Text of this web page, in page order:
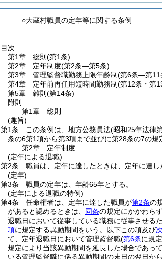
○大蔵村職員の定年等に関する条例
目次
第1章
総則 (第1条)
第2章
定年制度(第2条―第5条)
第3章
管理監督職勤務上限年齢制(第6条―第11
第4章
定年前再任用短時間勤務制(第12条・第
第5章
雑則 (第14条)
附則
第1章
総則
(趣旨)
第1条
この条例は、地方公務員法(昭和25年法律
条の6第1項から第3項まで並びに第28条の7の規
第2章
定年制度
(定年による退職)
第2条
職員は、定年に達したときは、定年に達
(定年)
第3条
職員の定年は、年齢65年とする。
(定年による退職の特例)
第4条
任命権者は、定年に達した職員が第2条の
があると認めるときは、 同条の規定にかかわら
退職日において従事している職務に従事させる
項に規定する異動期間をいう。以下この項及び
て、定年退職日において管理監督職(第6条に規
規定により当該異動期間を延長した場合であっ
いる管理監督職に係る異動期間の末日の翌日か